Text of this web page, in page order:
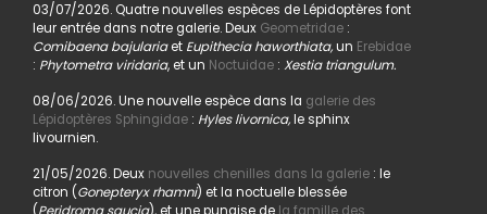
03/07/2026. Quatre nouvelles espèces de Lépidoptères font
leur entrée dans notre galerie. Deux Geometridae:
Comibaena bajulariaet Eupithecia haworthiata,un Erebidae
: Phytometra viridaria, et un Noctuidae: Xestia triangulum.
08/06/2026. Une nouvelle espèce dans la galerie des
Lépidoptères Sphingidae: Hyles livornica,le sphinx
livournien.
21/05/2026. Deux nouvelles chenilles dans la galerie : le
citron (Gonepteryx rhamni) et la noctuelle blessée